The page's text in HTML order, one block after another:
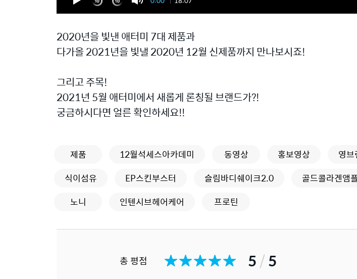
2020년을 빛낸 애터미 7대 제품과
다가올 2021년을 빛낼 2020년 12월 신제품까지 만나보시죠!
그리고 주목!
2021년 5월 애터미에서 새롭게 론칭될 브랜드가?!
궁금하시다면 얼른 확인하세요!!
제품 12월석세스아카데미 동영상 홍보영상 영브
식이섬유
EP스킨부스터 슬림바디쉐이크2.0 골드콜라겐앰
노니
인텐시브헤어케어 프로틴
총 평점 5/5